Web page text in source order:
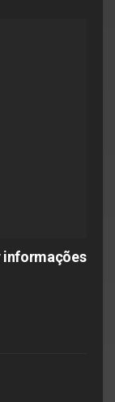
informações